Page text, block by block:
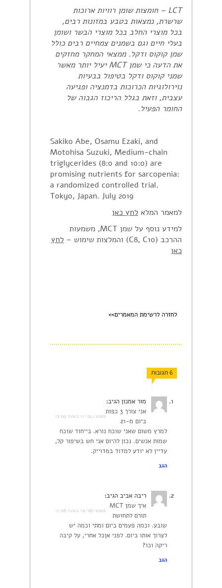
LCT – חומצות שומן רוויות ארוכות
שרשרת, נמצאות בטבע במזונות רבים,
בכל מוצרי החלב בכל מוצרי הבשר ושומן
בעלי חיים וגם בשמנים צמחיים רבים כולל
שמן קוקוס ודקל. ממצאי המחקר מחזקים
את הדעה כי שמןMCT יעיל יותר מאשר
שמני קוקוס ודקל בטיפול בבעיות
נוירולוגיות הכרוכות בדמנציה ופגיעה
עצבית, וזאת בגלל הריכוז הגבוה של
החומר הפעיל.
Sakiko Abe, Osamu Ezaki, and
Motohisa Suzuki, Medium-chain
triglycerides (8:0 and 10:0) are
promising nutrients for sarcopenia:
a randomized controlled trial.
Tokyo, Japan. July 2019
למאמר המלא לחץ כאן
למידע נוסף על שמן MCT, משמעות
ההרכב (C8, C10) והמלצות שימוש –
לחץ
כאן
לחזרה לרשימת המאמרים>>
6 תגובות
מור אמנון הגיב:
11/04/2020 בשעה 13:09
אני צורך 3 כפות
ביום מ-21
למרץ משום שאני שוכח נורא. בייחוד שוכח
שמות אנשים. נכון להיום אני חש בשיפור קל,
עדיין לא יודע למדוד במדוייק.
הגב
ריבה אביב הגיב:
19/08/2020 בשעה 17:08
איך שמן MCT
תורם לתחושת
שובע. וכמה פעמים ביום ומתי וכמה יש
לצרוך אותו ביום. לפני אןכל אחרי, על קיבה
ריקה וכו?
הגב